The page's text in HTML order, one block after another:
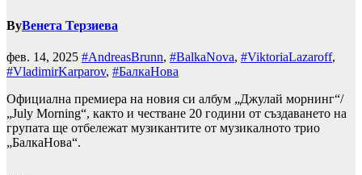
ByВенета Терзиева
фев. 14, 2025 #AndreasBrunn, #BalkaNova, #ViktoriaLazaroff,
#VladimirKarparov, #БалкаНова
Официална премиера на новия си албум „Джулай морнинг“/
„July Morning“, както и честване 20 години от създаването на
групата ще отбележат музикантите от музикалното трио
„БалкаНова“.